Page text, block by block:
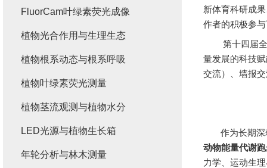
新体育科研成
作者的积极参
第十四届
量发展的科技
交流）、墙报
作为长期
动物能量代谢
力学、 运动生
FluorCam叶绿素荧光成像
植物光合作用与生理生态
植物根系动态与根系呼吸
植物叶绿素荧光测量
植物茎流观测与植物水分
LED光源与植物生长箱
年轮分析与林木测量